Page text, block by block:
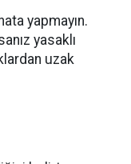
yapmayın.
yasaklı
uzak